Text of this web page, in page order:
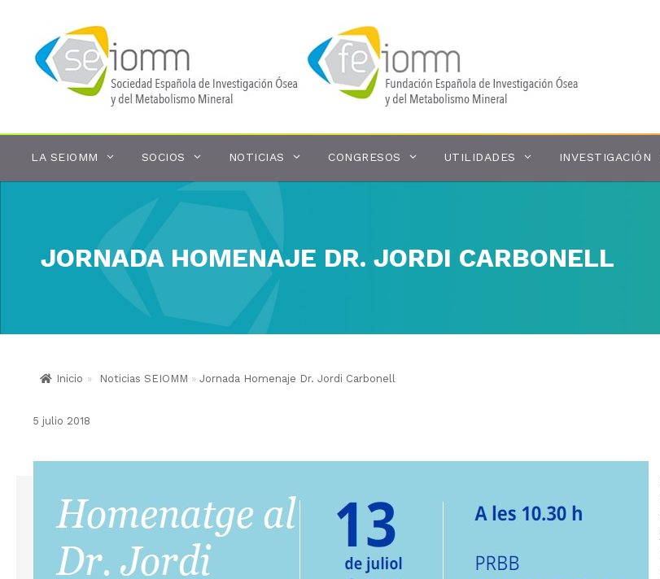
contenido
LA SEIOMM SOCIOS NOTICIAS CONGRESOS UTILIDADES INVESTIGACIÓN
JORNADA HOMENAJE DR. JORDI CARBONELL
Inicio » Noticias SEIOMM » Jornada Homenaje Dr. Jordi Carbonell
5 julio 2018